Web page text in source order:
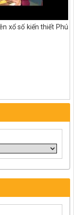
xổ số kiến thiết Phú